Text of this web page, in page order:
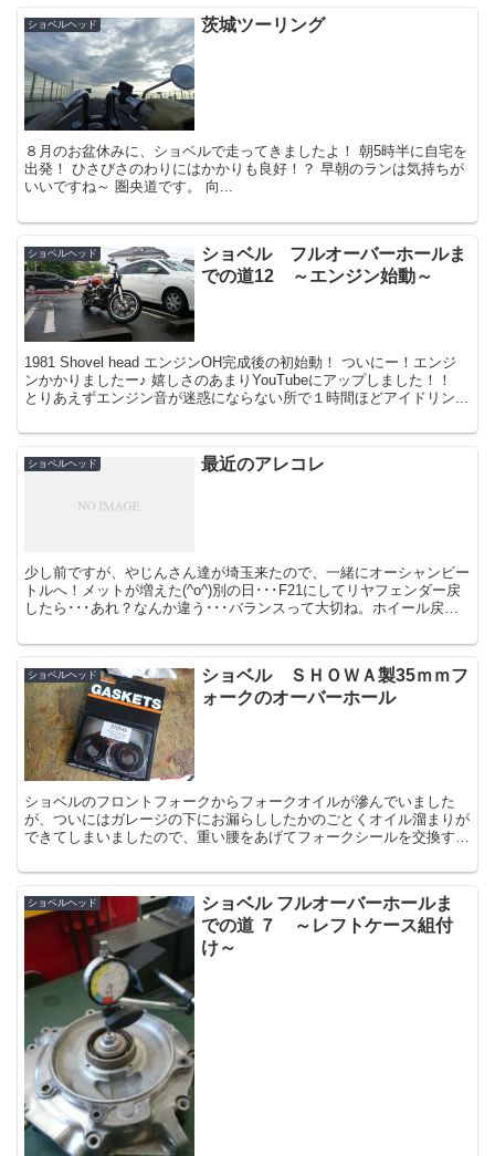
ショベルヘッド 茨城ツーリング
８月のお盆休みに、ショベルで走ってきましたよ！ 朝5時半に自宅を
出発！ ひさびさのわりにはかかりも良好！？ 早朝のランは気持ちが
いいですね～ 圏央道です。 向...
ショベルヘッド
ショベル フルオーバーホールま
での道12 ～エンジン始動～
1981 Shovel head エンジンOH完成後の初始動！ ついにー！エンジ
ンかかりましたー♪ 嬉しさのあまりYouTubeにアップしました！！
とりあえずエンジン音が迷惑にならない所で１時間ほどアイドリン...
ショベルヘッド 最近のアレコレ
少し前ですが、やじんさん達が埼玉来たので、一緒にオーシャンビー
トルへ！メットが増えた(^o^)別の日･･･F21にしてリヤフェンダー戻
したら･･･あれ？なんか違う･･･バランスって大切ね。ホイール戻す
ショベルヘッド
ショベル ＳＨＯＷＡ製35ｍｍフ
ォークのオーバーホール
ショベルのフロントフォークからフォークオイルが滲んでいました
が、ついにはガレージの下にお漏らししたかのごとくオイル溜まりが
できてしまいましたので、重い腰をあげてフォークシールを交換する
ショベルヘッド
ショベル フルオーバーホールま
での道 ７ ～レフトケース組付
け～